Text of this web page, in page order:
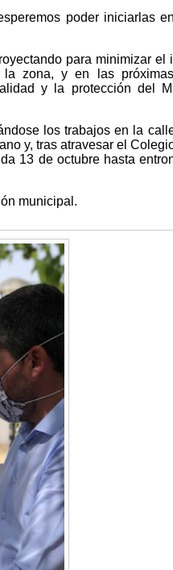
poder iniciarlas
para minimizar el
zona, y en las
y la protección del
los trabajos en la
y, tras atravesar el
13 de octubre hasta
municipal.